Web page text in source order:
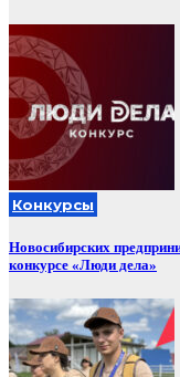
Конкурсы
Новосибирских
конкурсе «Люди дела»